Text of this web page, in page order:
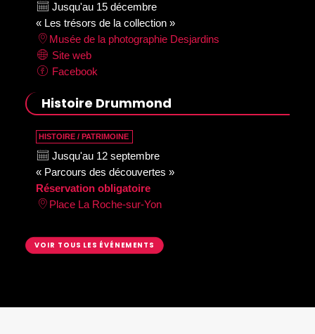
Jusqu'au 15 décembre
« Les trésors de la collection »
Musée de la photographie Desjardins
Site web
Facebook
Histoire Drummond
HISTOIRE / PATRIMOINE
Jusqu'au 12 septembre
« Parcours des découvertes »
Réservation obligatoire
Place La Roche-sur-Yon
VOIR TOUS LES ÉVÉNEMENTS